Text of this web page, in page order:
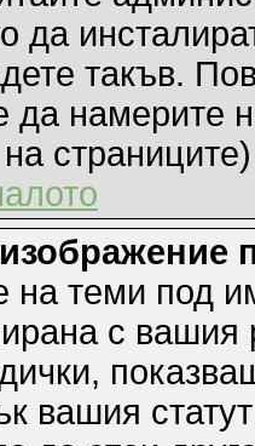
да
такъв.
да намерите
страниците)
теми под
с вашия
вашия